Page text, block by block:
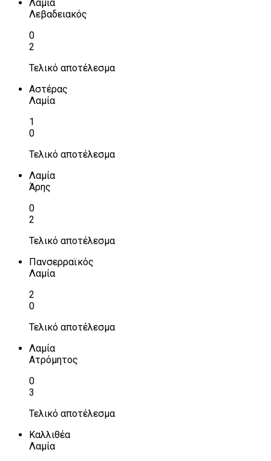
Λαμία
Λεβαδειακός
0
2
Τελικό αποτέλεσμα
Αστέρας
Λαμία
1
0
Τελικό αποτέλεσμα
Λαμία
Άρης
0
2
Τελικό αποτέλεσμα
Πανσερραϊκός
Λαμία
2
0
Τελικό αποτέλεσμα
Λαμία
Ατρόμητος
0
3
Τελικό αποτέλεσμα
Καλλιθέα
Λαμία